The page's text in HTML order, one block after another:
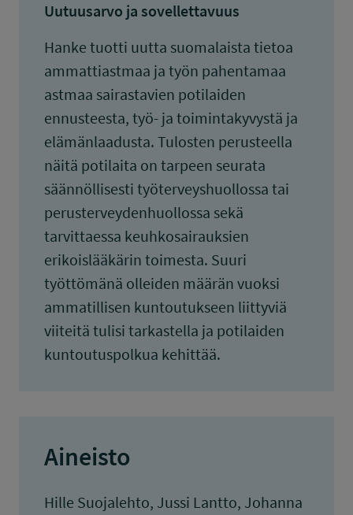
Uutuusarvo ja sovellettavuus
Hanke tuotti uutta suomalaista tietoa
ammattiastmaa ja työn pahentamaa
astmaa sairastavien potilaiden
ennusteesta, työ- ja toimintakyvystä ja
elämänlaadusta. Tulosten perusteella
näitä potilaita on tarpeen seurata
säännöllisesti työterveyshuollossa tai
perusterveydenhuollossa sekä
tarvittaessa keuhkosairauksien
erikoislääkärin toimesta. Suuri
työttömänä olleiden määrän vuoksi
ammatillisen kuntoutukseen liittyviä
viiteitä tulisi tarkastella ja potilaiden
kuntoutuspolkua kehittää.
Aineisto
Hille Suojalehto, Jussi Lantto, Johanna